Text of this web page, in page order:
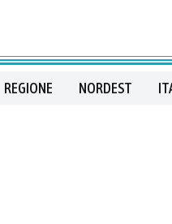
REGIONE NORDEST